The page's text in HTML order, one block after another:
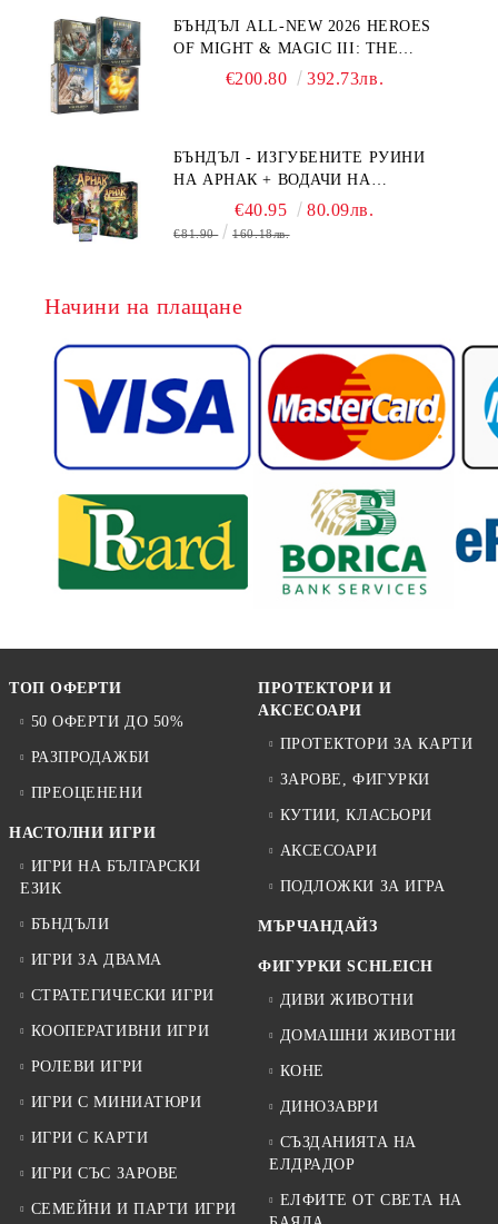
БЪНДЪЛ ALL-NEW 2026 HEROES
OF MIGHT & MAGIC III: THE
BOARD GAME EXPANSIONS -
€200.80 392.73лв.
БЪНДЪЛ - ИЗГУБЕНИТЕ РУИНИ
НА АРНАК + ВОДАЧИ НА
ЕКСПЕДИЦИИ + ПРОМО КАРТИ
БЕЗПЛАТНО
€40.95 80.09лв.
€81.90 160.18лв.
Начини на плащане
ТОП ОФЕРТИ
50 ОФЕРТИ ДО 50%
РАЗПРОДАЖБИ
ПРЕОЦЕНЕНИ
НАСТОЛНИ ИГРИ
ИГРИ НА БЪЛГАРСКИ
ЕЗИК
БЪНДЪЛИ
ИГРИ ЗА ДВАМА
СТРАТЕГИЧЕСКИ ИГРИ
КООПЕРАТИВНИ ИГРИ
РОЛЕВИ ИГРИ
ИГРИ С МИНИАТЮРИ
ИГРИ С КАРТИ
ИГРИ СЪС ЗАРОВЕ
СЕМЕЙНИ И ПАРТИ ИГРИ
ПРОТЕКТОРИ И
АКСЕСОАРИ
ПРОТЕКТОРИ ЗА КАРТИ
ЗАРОВЕ, ФИГУРКИ
КУТИИ, КЛАСЬОРИ
АКСЕСОАРИ
ПОДЛОЖКИ ЗА ИГРА
МЪРЧАНДАЙЗ
ФИГУРКИ SCHLEICH
ДИВИ ЖИВОТНИ
ДОМАШНИ ЖИВОТНИ
КОНЕ
ДИНОЗАВРИ
СЪЗДАНИЯТА НА
ЕЛДРАДОР
ЕЛФИТЕ ОТ СВЕТА НА